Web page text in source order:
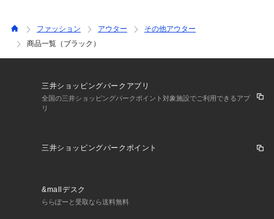
ファッション アウター
その他アウター
商品一覧（ブラック）
三井ショッピングパークアプリ
全国の三井ショッピングパークポイント対象施設でご利用できるアプ
リ
三井ショッピングパークポイント
&mallデスク
ららぽーと受取なら送料無料